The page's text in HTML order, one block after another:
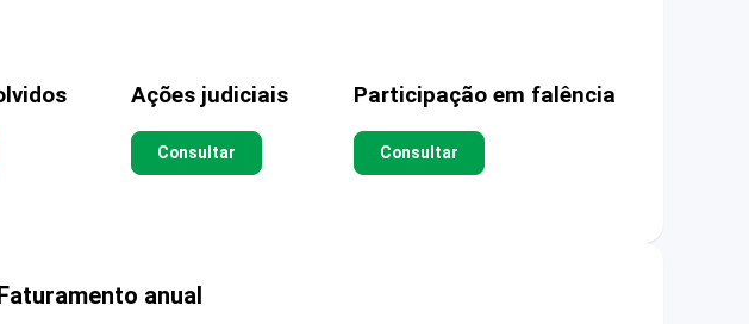
Ações judiciais
Consultar
Participação em falência
Consultar
anual